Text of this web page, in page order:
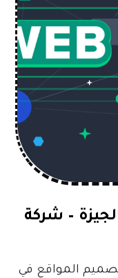
– شركة
المواقع في